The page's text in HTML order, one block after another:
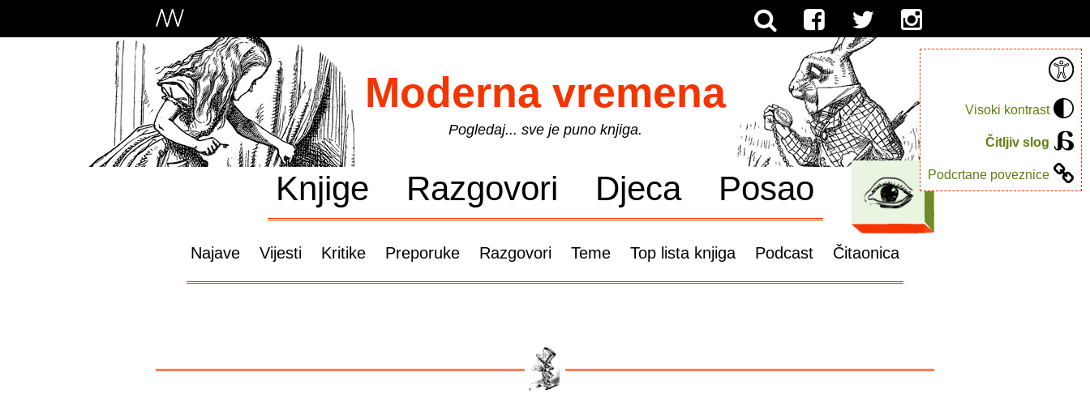
Visoki kontrast
Čitljiv slog
Podcrtane poveznice
Moderna vremena
Pogledaj... sve je puno knjiga.
Knjige Razgovori Djeca Posao
Najave Vijesti Kritike Preporuke Razgovori Teme Top lista knjiga Podcast Čitaonica